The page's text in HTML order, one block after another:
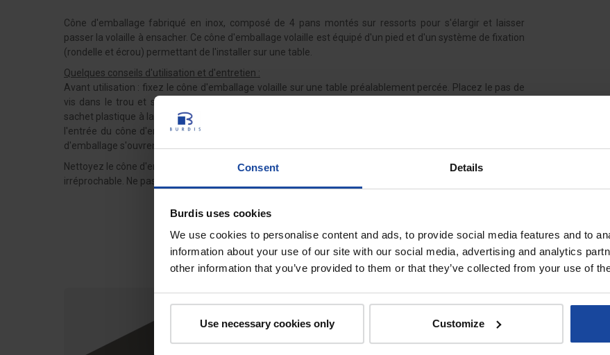
Consent Details
Burdis uses cookies
We use cookies to personalise content and ads, to provide social media features and to
information about your use of our site with our social media, advertising and analytics
other information that you’ve provided to them or that they’ve collected from your use of
Use necessary cookies only Customize
Cône d'emballage fabriqué en inox, composé de 4 pans montés sur ressorts pour s'élargir et laisser
passer la volaille à ensacher. Ce cône d'emballage volaille est équipé d'un pied et d'un système de fixation
(rondelle et écrou) permettant de l'installer sur une table.
Quelques conseils d'utilisation et d'entretien :
Avant utilisation : fixez le cône d'emballage volaille sur une table préalablement percée. Placez le pas de
vis dans le trou et serrez l'écrou sur la rondelle pour fixer solidement le cône d'emballage. Placez un
sachet plastique à la sortie du cône d'emballage (du côté le plus étroit), puis insérez une volaille entière à
l'entrée du cône d'emballage (ouverture la plus large). Poussez la volaille pour que les 4 pans du cône
d'emballage s'ouvrent (grâce aux ressorts) et que la volaille ressorte dans le sachet plastique.
Nettoyez le cône d'emballage après chaque séance de
, pour une hygiène
irréprochable. Ne pas utiliser d'eau de Javel qui pourrait endommager l'inox et le tâcher.
À voir également